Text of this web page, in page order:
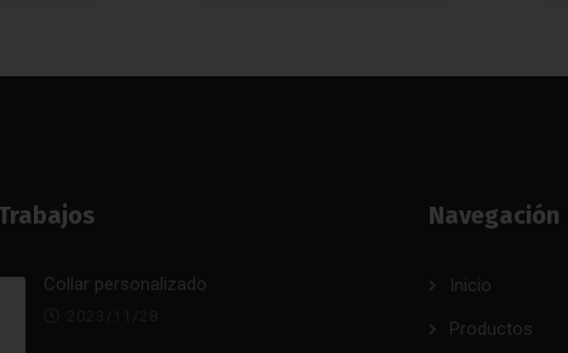
Collar personalizado
Navegación
Inicio
Productos